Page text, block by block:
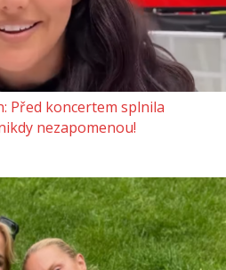
Před koncertem splnila
nezapomenou!